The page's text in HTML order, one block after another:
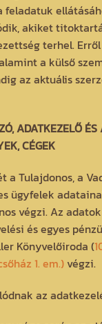
akiket
terhel.
a külső
az aktuális
ADATKEZELŐ
CÉGEK
a Tulajdonos, a
ügyfelek
végzi. Az
és egyes
Könyvelőiroda (
1. em.) végzi.
az